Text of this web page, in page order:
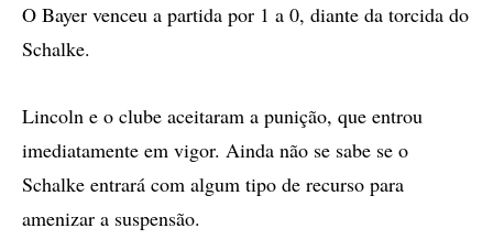
O Bayer venceu a partida por 1 a 0, diante da torcida do
Schalke.
Lincoln e o clube aceitaram a punição, que entrou
imediatamente em vigor. Ainda não se sabe se o
Schalke entrará com algum tipo de recurso para
amenizar a suspensão.